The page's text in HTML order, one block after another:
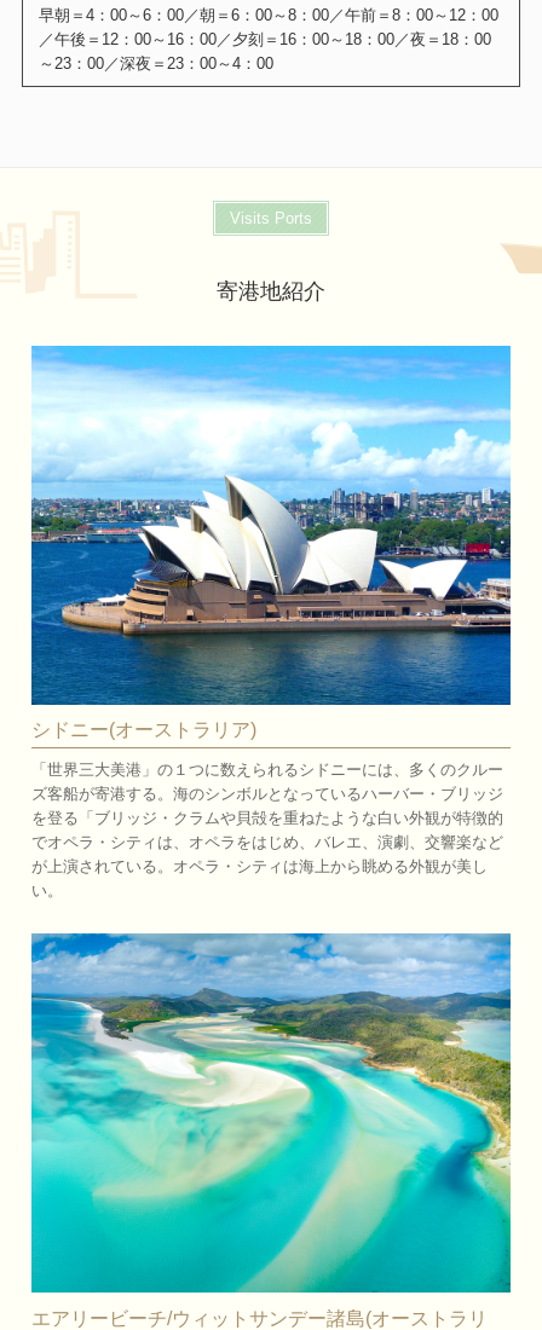
Visits Ports
寄港地紹介
シドニー(オーストラリア)
「世界三大美港」の１つに数えられるシドニーには、多くのクルー
ズ客船が寄港する。海のシンボルとなっているハーバー・ブリッジ
を登る「ブリッジ・クラムや貝殻を重ねたような白い外観が特徴的
でオペラ・シティは、オペラをはじめ、バレエ、演劇、交響楽など
が上演されている。オペラ・シティは海上から眺める外観が美し
い。
エアリービーチ/ウィットサンデー諸島(オーストラリ